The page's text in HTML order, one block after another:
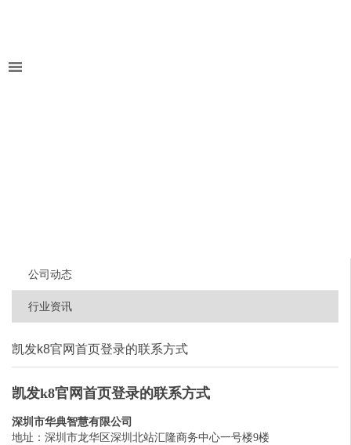
公司动态
行业资讯
凯发k8官网首页登录的联系方式
凯发k8官网首页登录的联系方式
深圳市华典智慧有限公司
地址：深圳市龙华区深圳北站汇隆商务中心一号楼9楼